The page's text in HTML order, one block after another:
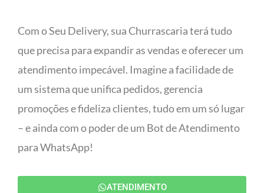
Com o Seu Delivery, sua Churrascaria terá tudo
que precisa para expandir as vendas e oferecer um
atendimento impecável. Imagine a facilidade de
um sistema que unifica pedidos, gerencia
promoções e fideliza clientes, tudo em um só lugar
– e ainda com o poder de um Bot de Atendimento
para WhatsApp!
ATENDIMENTO